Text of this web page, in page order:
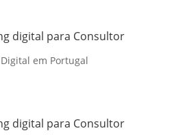
digital para Consultor
em Portugal
digital para Consultor